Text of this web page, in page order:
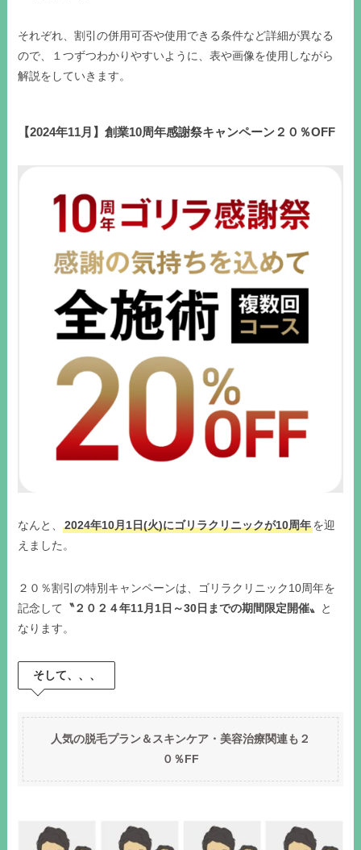
それぞれ、割引の併用可否や使用できる条件など詳細が異なる
ので、１つずつわかりやすいように、表や画像を使用しながら
解説をしていきます。
【2024年11月】創業10周年感謝祭キャンペーン２０％OFF
なんと、2024年10月1日(火)にゴリラクリニックが10周年を迎
えました。
２０％割引の特別キャンペーンは、ゴリラクリニック10周年を
記念して
〝２０２４年11月1日～30日までの期間限定開催〟 と
なります。
そして、、、
人気の脱毛プラン＆スキンケア・美容治療関連も２
０％FF